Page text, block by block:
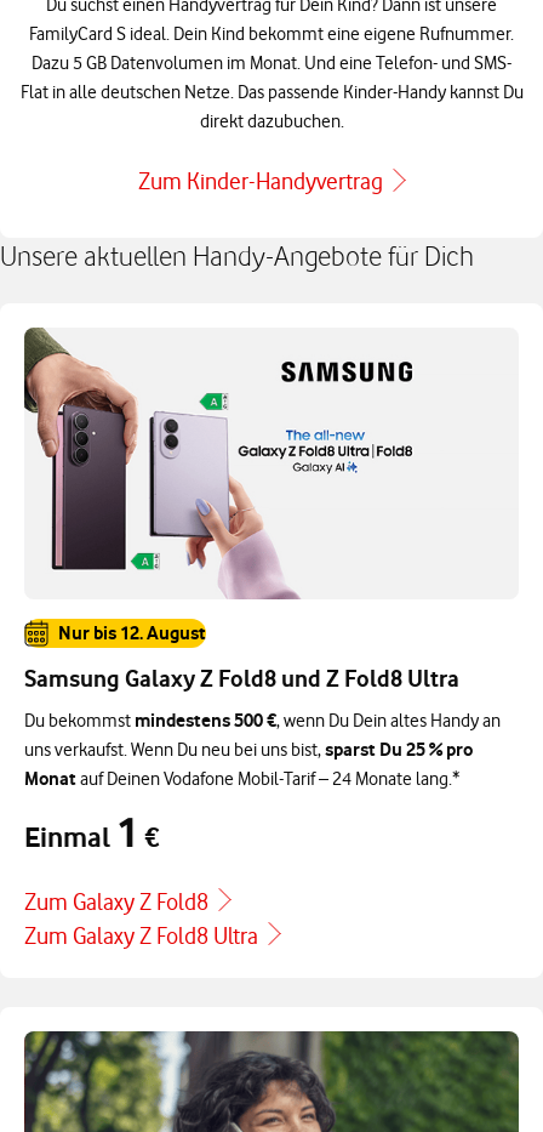
Du suchst einen Handyvertrag für Dein Kind? Dann ist unsere
FamilyCard S ideal. Dein Kind bekommt eine eigene Rufnummer.
Dazu 5 GB Datenvolumen im Monat. Und eine Telefon- und SMS-
Flat in alle deutschen Netze. Das passende Kinder-Handy kannst Du
direkt dazubuchen.
Zum Kinder-Handyvertrag
Unsere aktuellen Handy-Angebote für Dich
Nur bis 12. August
Samsung Galaxy Z Fold8 und Z Fold8 Ultra
Du bekommst mindestens 500 €, wenn Du Dein altes Handy an
uns verkaufst. Wenn Du neu bei uns bist,sparst Du 25 % pro
Monatauf Deinen Vodafone Mobil-Tarif – 24 Monate lang.*
Einmal 1 €
Zum Galaxy Z Fold8
Zum Galaxy Z Fold8 Ultra